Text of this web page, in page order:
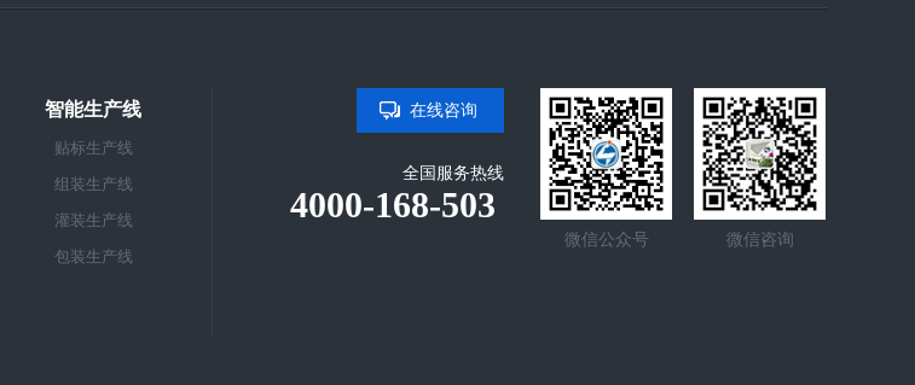
智能生产线
贴标生产线
组装生产线
灌装生产线
包装生产线
在线咨询
全国服务热线
4000-168-503
微信公众号 微信咨询